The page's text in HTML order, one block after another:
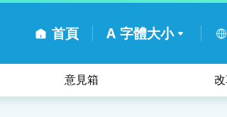
首頁 A 字體大小
意見箱